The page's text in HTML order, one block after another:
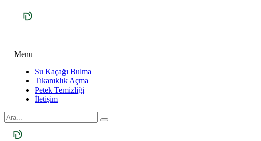
Menu
Su Kaçağı Bulma
Tıkanıklık Açma
Petek Temizliği
İletişim